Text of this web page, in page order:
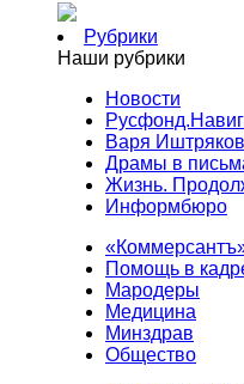
Рубрики
Наши рубрики
Новости
Варя
Драмы в
Жизнь.
Информбюро
Помощь в
Мародеры
Медицина
Минздрав
Общество